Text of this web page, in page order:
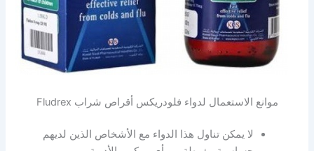
موانع الاستعمال لدواء فلودريكس أقراص شراب Fludrex
لا يمكن تناول هذا الدواء مع الأشخاص الذين لديهم